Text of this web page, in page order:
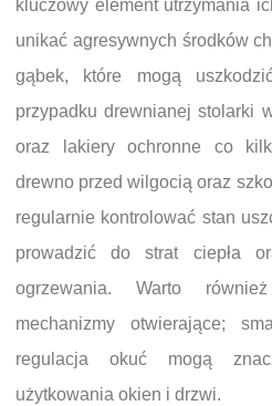
kluczowy element utrzymania
unikać agresywnych środków
gąbek, które mogą
przypadku drewnianej stolarki
oraz lakiery ochronne co
drewno przed wilgocią oraz
regularnie kontrolować stan
prowadzić do strat ciepła
ogrzewania. Warto
mechanizmy otwierające;
regulacja okuć mogą
użytkowania okien i drzwi.